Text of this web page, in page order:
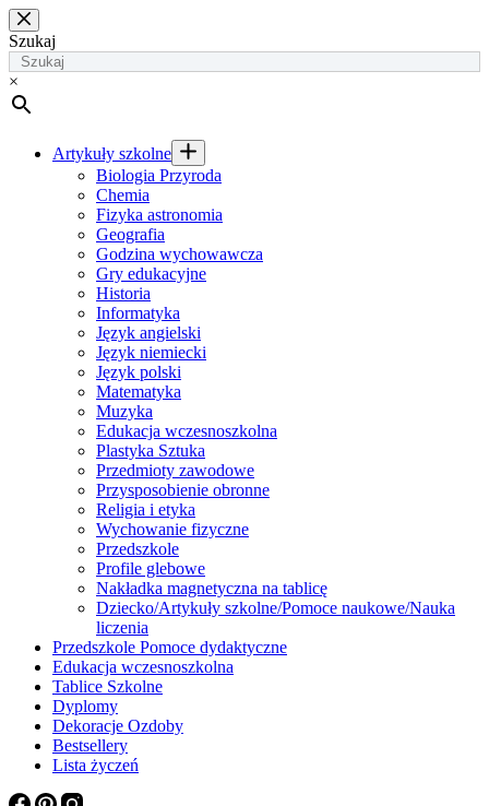
Przejdź
do
treści
Szukaj
×
Artykuły szkolne
Biologia Przyroda
Chemia
Fizyka astronomia
Geografia
Godzina wychowawcza
Gry edukacyjne
Historia
Informatyka
Język angielski
Język niemiecki
Język polski
Matematyka
Muzyka
Edukacja wczesnoszkolna
Plastyka Sztuka
Przedmioty zawodowe
Przysposobienie obronne
Religia i etyka
Wychowanie fizyczne
Przedszkole
Profile glebowe
Nakładka magnetyczna na tablicę
Dziecko/Artykuły szkolne/Pomoce naukowe/Nauka
liczenia
Przedszkole Pomoce dydaktyczne
Edukacja wczesnoszkolna
Tablice Szkolne
Dyplomy
Dekoracje Ozdoby
Bestsellery
Lista życzeń